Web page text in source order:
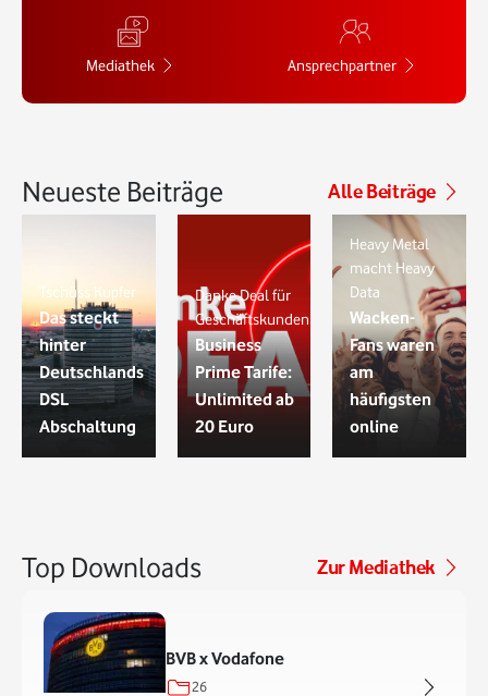
Mediathek Ansprechpartner
Neueste Beiträge Alle Beiträge
Tschüss Kupfer
Das steckt
hinter
Deutschlands
DSL
Abschaltung
Danke Deal für
Geschäftskunden
Business
Prime Tarife:
Unlimited ab
20 Euro
Heavy Metal
macht Heavy
Data
Wacken-
Fans waren
am
häufigsten
online
Top Downloads Zur Mediathek
BVB x Vodafone
26